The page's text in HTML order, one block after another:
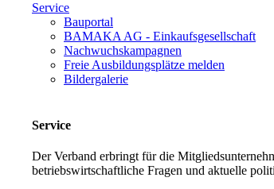
Service
Bauportal
BAMAKA AG - Einkaufsgesellschaft
Nachwuchskampagnen
Freie Ausbildungsplätze melden
Bildergalerie
Service
Der Verband erbringt für die
betriebswirtschaftliche Fragen und aktuelle